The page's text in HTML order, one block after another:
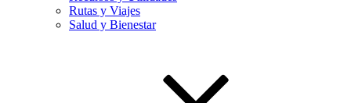
Rutas y Viajes
Salud y Bienestar